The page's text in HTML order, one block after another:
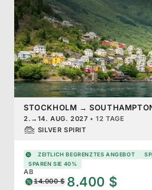
STOCKHOLM →
2. → 14. AUG. 2027 •12 TAGE
SILVER SPIRIT
ZEITLICH BEGRENZTES ANGEBOT
SPAREN SIE 40%
AB
14.000 $ 8.400 $